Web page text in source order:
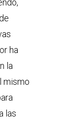
ha
la
mismo
las